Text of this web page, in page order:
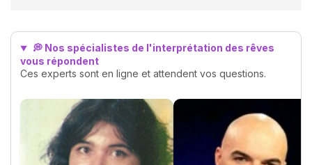
💭 Nos spécialistes de l'interprétation des rêves
vous répondent
Ces experts sont en ligne et attendent vos questions.